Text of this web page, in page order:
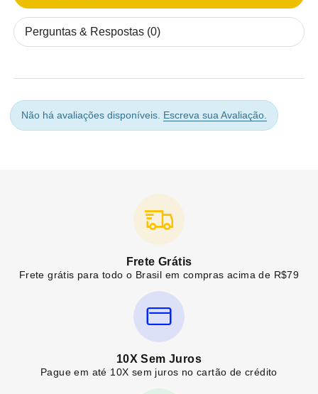
Perguntas & Respostas (0)
Não há avaliações disponíveis. Escreva sua Avaliação.
Frete Grátis
Frete grátis para todo o Brasil em compras acima de R$79
10X Sem Juros
Pague em até 10X sem juros no cartão de crédito